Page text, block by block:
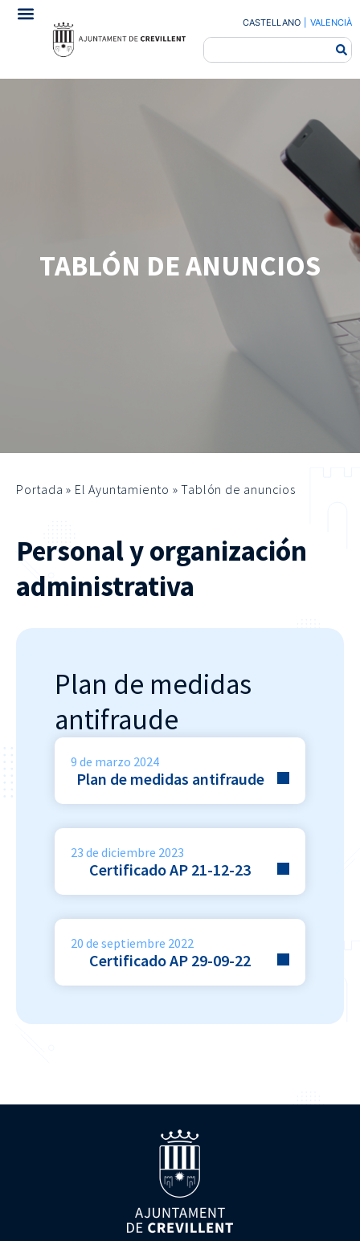
CASTELLANO VALENCIÀ
TABLÓN DE ANUNCIOS
Portada » El Ayuntamiento »Tablón de anuncios
Personal y organización
administrativa
Plan de medidas
antifraude
9 de marzo 2024
Plan de medidas antifraude
23 de diciembre 2023
Certificado AP 21-12-23
20 de septiembre 2022
Certificado AP 29-09-22